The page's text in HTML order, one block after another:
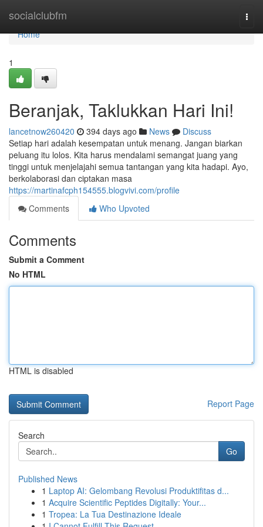
socialclubfm
Home
Home
1
Beranjak, Taklukkan Hari Ini!
lancetnow260420 394 days ago News
Discuss
Setiap hari adalah kesempatan untuk menang. Jangan biarkan
peluang itu lolos. Kita harus mendalami semangat juang yang
tinggi untuk menjelajahi semua tantangan yang kita hadapi. Ayo,
berkolaborasi dan ciptakan masa
https://martinafcph154555.blogvivi.com/profile
Comments
Who Upvoted
Comments
Submit a Comment
No HTML
HTML is disabled
Report Page
Search
Go
Published News
1 Laptop AI: Gelombang Revolusi Produktifitas d...
1 Acquire Scientific Peptides Digitally: Your...
1 Tropea: La Tua Destinazione Ideale